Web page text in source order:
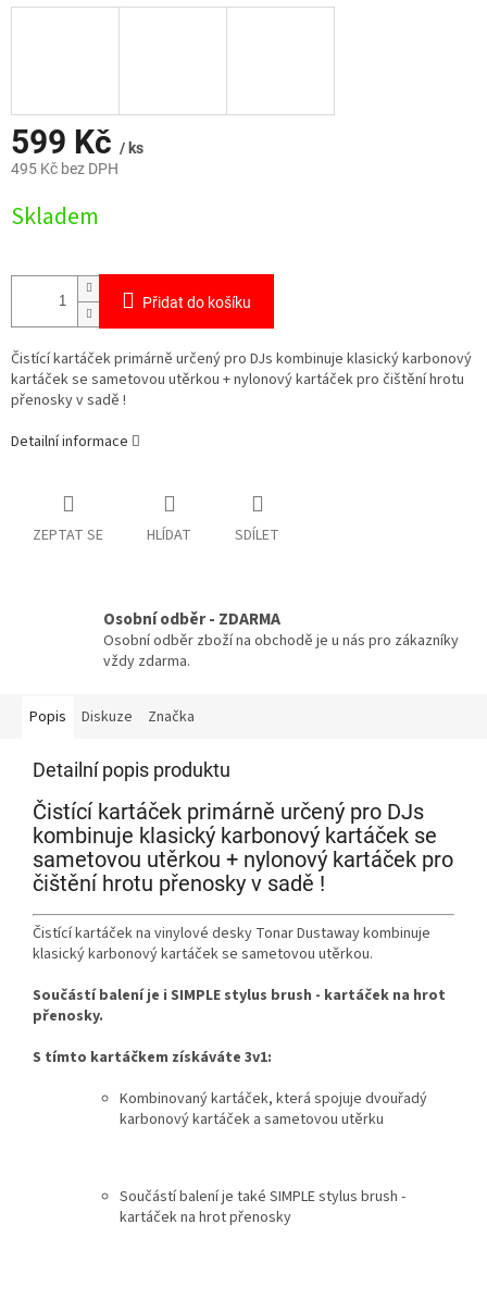
599 Kč / ks
495 Kč bez DPH
cena:
Skladem
Přidat do košíku
Čistící kartáček primárně určený pro DJs kombinuje klasický karbonový
kartáček se sametovou utěrkou + nylonový kartáček pro čištění hrotu
přenosky v sadě !
Detailní informace
ZEPTAT SE HLÍDAT SDÍLET
Osobní odběr - ZDARMA
Osobní odběr zboží na obchodě je u nás pro zákazníky
vždy zdarma.
Popis Diskuze Značka
Detailní popis produktu
Čistící kartáček primárně určený pro DJs
kombinuje klasický karbonový kartáček se
sametovou utěrkou + nylonový kartáček pro
čištění hrotu přenosky v sadě !
Čistící kartáček na vinylové desky Tonar Dustaway kombinuje
klasický karbonový kartáček se sametovou utěrkou.
Součástí balení je i SIMPLE stylus brush - kartáček na hrot
přenosky.
S tímto kartáčkem získáváte 3v1:
Kombinovaný kartáček, která spojuje dvouřadý
karbonový kartáček a sametovou utěrku
Součástí balení je také SIMPLE stylus brush -
kartáček na hrot přenosky